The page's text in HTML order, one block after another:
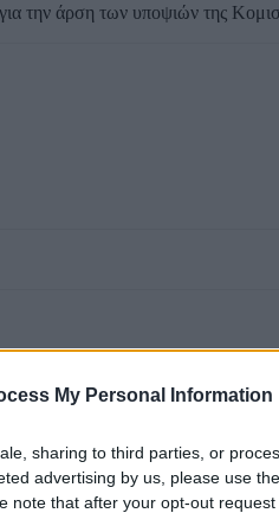
My Personal Information
sharing to third parties, or
advertising by us, please use
note that after your opt-out
την άρση των υποψιών της